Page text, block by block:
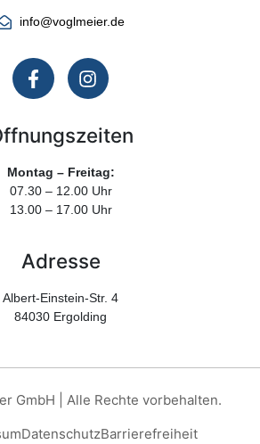
info@voglmeier.de
Montag – Freitag:
07.30 – 12.00 Uhr
13.00 – 17.00 Uhr
Adresse
Albert-Einstein-Str. 4
84030 Ergolding
GmbH | Alle Rechte vorbehalten.
DatenschutzBarrierefreiheit